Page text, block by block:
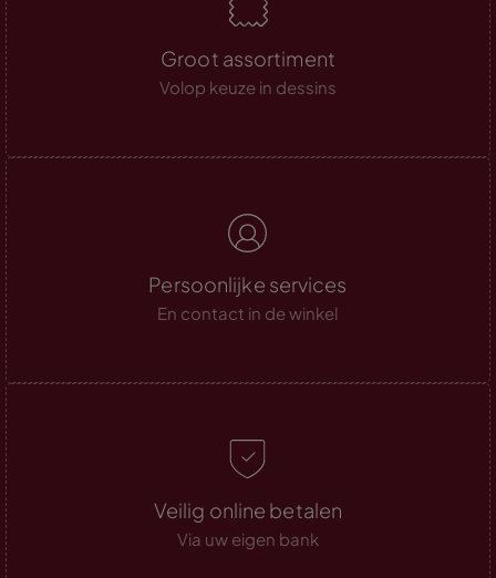
Groot assortiment
Volop keuze in dessins
Persoonlijke services
En contact in de winkel
Veilig online betalen
Via uw eigen bank